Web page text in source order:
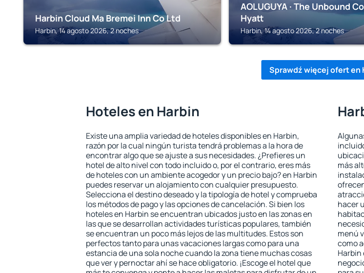
Harbin Cloud Ma Bremei Inn Co Ltd
Harbin, 14 agosto 2026, 2 noches
AOLUGUYA · The Unbound
Hyatt
Harbin, 14 agosto 2026, 2 noches
Sprawdź więcej ofert en
Hoteles en Harbin
Existe una amplia variedad de hoteles disponibles en Harbin,
razón por la cual ningún turista tendrá problemas a la hora de
encontrar algo que se ajuste a sus necesidades. ¿Prefieres un
hotel de alto nivel con todo incluido o, por el contrario, eres más
de hoteles con un ambiente acogedor y un precio bajo? en Harbin
puedes reservar un alojamiento con cualquier presupuesto.
Selecciona el destino deseado y la tipología de hotel y comprueba
los métodos de pago y las opciones de cancelación. Si bien los
hoteles en Harbin se encuentran ubicados justo en las zonas en
las que se desarrollan actividades turísticas populares, también
se encuentran un poco más lejos de las multitudes. Estos son
perfectos tanto para unas vacaciones largas como para una
estancia de una sola noche cuando la zona tiene muchas cosas
que ver y pernoctar ahí se hace obligatorio. ¡Escoge el hotel que
más
hacer
menú
como
Harbin